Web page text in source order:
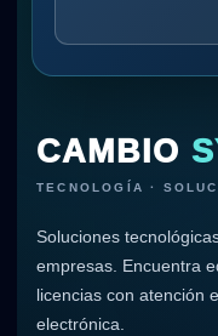
CAMBIO
TECNOLOGÍA ·
Soluciones
empresas. Encuentra
licencias con atención
electrónica.